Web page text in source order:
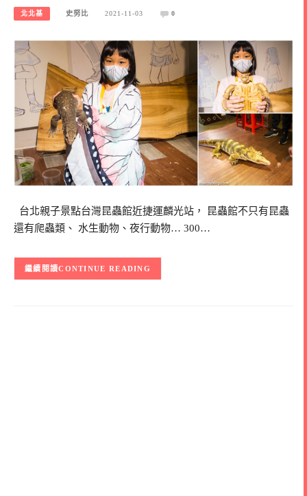
北北基 史努比 2021-11-03 0
台北親子景點台灣昆蟲館近捷運麟光站， 昆蟲館不只有昆蟲
還有爬蟲類、 水生動物、夜行動物… 300…
CONTINUE READING